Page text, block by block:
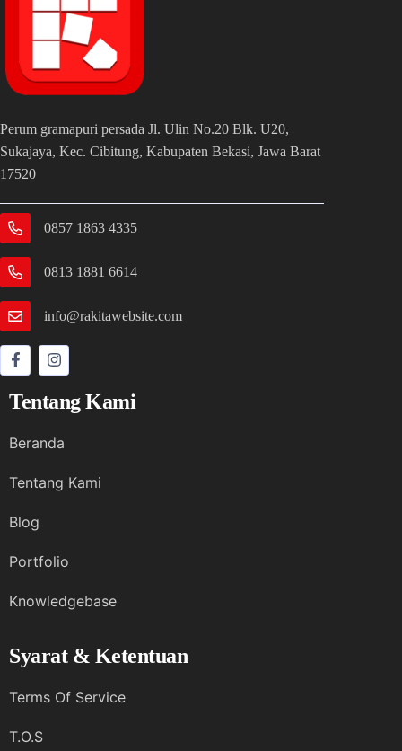
Perum gramapuri persada Jl. Ulin No.20 Blk. U20,
Sukajaya, Kec. Cibitung, Kabupaten Bekasi, Jawa Barat
17520
0857 1863 4335
0813 1881 6614
info@rakitawebsite.com
Tentang Kami
Beranda
Tentang Kami
Blog
Portfolio
Knowledgebase
Syarat & Ketentuan
Terms Of Service
T.O.S